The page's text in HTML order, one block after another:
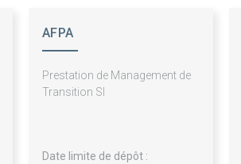
AFPA
Prestation de Management de
Transition SI
Date limite de dépôt :